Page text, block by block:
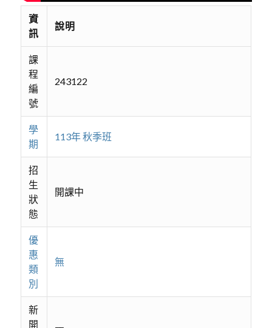
資
訊
說明
課
程
編
號
243122
學
期
113年 秋季班
招
生
狀
態
開課中
優
惠
類
別
無
新
開